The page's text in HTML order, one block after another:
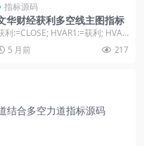
指标源码
华财经获利多空线主图指标
利:=CLOSE; HVAR1:=获利; HVAR
获利,1); ...
5 月前 217
结合多空力道指标源码